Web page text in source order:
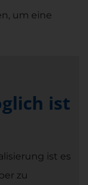
um eine
ist
ist es
zu